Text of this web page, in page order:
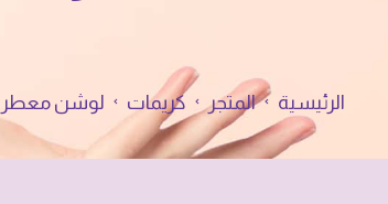
الرئيسية المتجر كريمات لوشن معطر BELLA